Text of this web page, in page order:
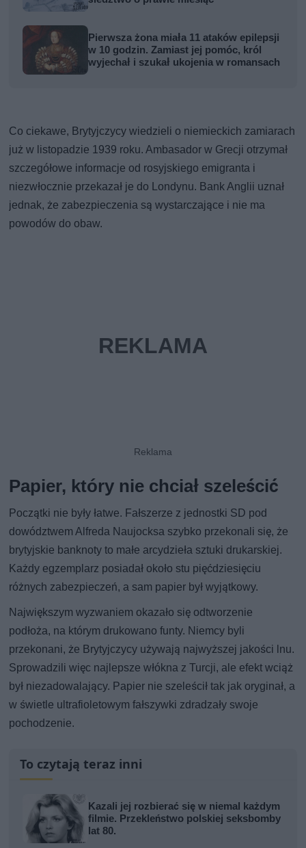
Pierwsza żona miała 11 ataków epilepsji
w 10 godzin. Zamiast jej pomóc, król
wyjechał i szukał ukojenia w romansach
Co ciekawe, Brytyjczycy wiedzieli o niemieckich zamiarach
już w listopadzie 1939 roku. Ambasador w Grecji otrzymał
szczegółowe informacje od rosyjskiego emigranta i
niezwłocznie przekazał je do Londynu. Bank Anglii uznał
jednak, że zabezpieczenia są wystarczające i nie ma
powodów do obaw.
Papier, który nie chciał szeleścić
Początki nie były łatwe. Fałszerze z jednostki SD pod
dowództwem Alfreda Naujocksa szybko przekonali się, że
brytyjskie banknoty to małe arcydzieła sztuki drukarskiej.
Każdy egzemplarz posiadał około stu pięćdziesięciu
różnych zabezpieczeń, a sam papier był wyjątkowy.
Największym wyzwaniem okazało się odtworzenie
podłoża, na którym drukowano funty. Niemcy byli
przekonani, że Brytyjczycy używają najwyższej jakości lnu.
Sprowadzili więc najlepsze włókna z Turcji, ale efekt wciąż
był niezadowalający. Papier nie szeleścił tak jak oryginał, a
w świetle ultrafioletowym fałszywki zdradzały swoje
pochodzenie.
To czytają teraz inni
Kazali jej rozbierać się w niemal każdym
filmie. Przekleństwo polskiej seksbomby
lat 80.